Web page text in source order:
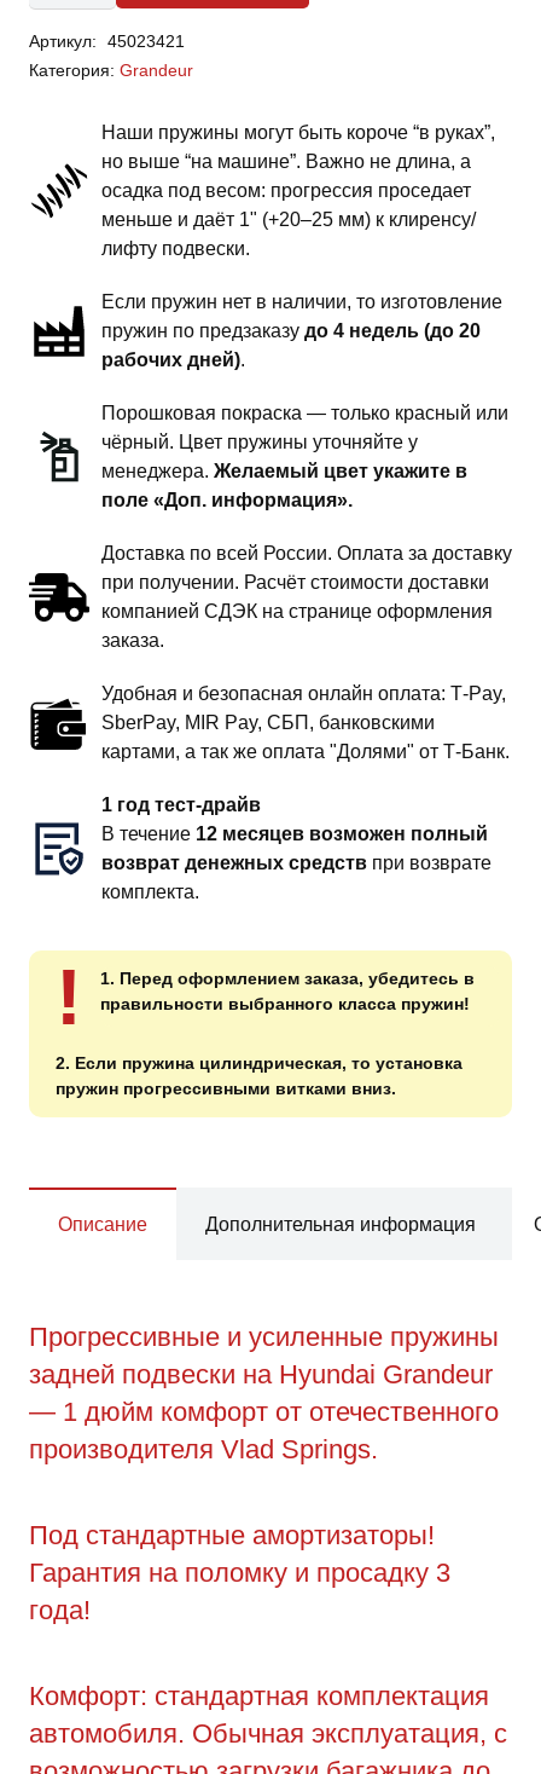
Grandeur
-
подвески
-
комфорт
Артикул:
45023421
Категория: Grandeur
Наши пружины могут быть короче “в руках”,
но выше “на машине”. Важно не длина, а
осадка под весом: прогрессия проседает
меньше и даёт 1" (+20–25 мм) к клиренсу/
лифту подвески.
Если пружин нет в наличии, то изготовление
пружин по предзаказу до 4 недель (до 20
рабочих дней).
Порошковая покраска — только красный или
чёрный. Цвет пружины уточняйте у
менеджера. Желаемый цвет укажите в
поле «Доп. информация».
Доставка по всей России. Оплата за доставку
при получении. Расчёт стоимости доставки
компанией СДЭК на странице оформления
заказа.
Удобная и безопасная онлайн оплата: T‑Pay,
SberPay, MIR Pay, СБП, банковскими
картами, а так же оплата "Долями" от Т-Банк.
1 год тест-драйв
В течение 12 месяцев возможен полный
возврат денежных средств при возврате
комплекта.
!
1. Перед оформлением заказа, убедитесь в
правильности выбранного класса пружин!
2. Если пружина цилиндрическая, то установка
пружин прогрессивными витками вниз.
Описание Дополнительная информация
Прогрессивные и усиленные пружины
задней подвески на Hyundai Grandeur
— 1 дюйм комфорт от отечественного
производителя Vlad Springs.
Под стандартные амортизаторы!
Гарантия на поломку и просадку 3
года!
Комфорт: стандартная комплектация
автомобиля. Обычная эксплуатация, с